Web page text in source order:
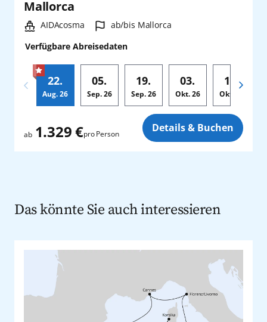
Mallorca
Schiff:
AIDAcosma Hafen:
ab/bis Mallorca
Verfügbare Abreisedaten
22.
Aug. 26
05.
Sep.26
19.
Sep.26
03.
Okt.26
17.
Okt.
ab 1.329 €pro Person Details & Buchen
Das könnte Sie auch interessieren